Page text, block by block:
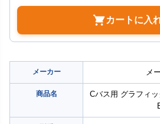
カートに入
メーカー メ
商品名
Cバス用 グラフィ